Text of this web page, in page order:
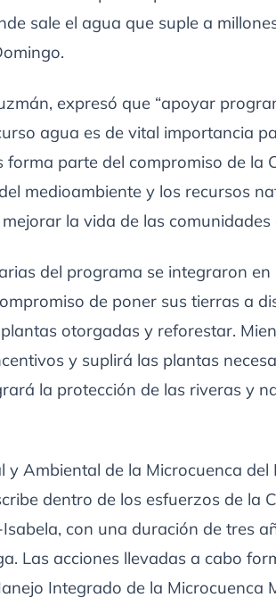
sale el agua que suple a
expresó que “apoyar
agua es de vital importancia
forma parte del compromiso de la
medioambiente y los recursos
la vida de las comunidades
del programa se integraron
de poner sus tierras a
otorgadas y reforestar.
y suplirá las plantas
la protección de las riveras y
y Ambiental de la Microcuenca del
dentro de los esfuerzos de la
con una duración de tres
Las acciones llevadas a cabo
Integrado de la Microcuenca